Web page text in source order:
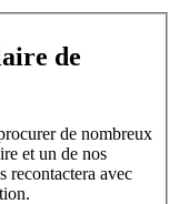
de
de nombreux
et un de nos
recontactera avec